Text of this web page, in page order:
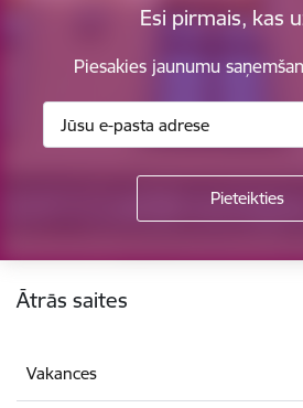
Esi pirmais, kas
Piesakies jaunumu
Ātrās saites
Vakances